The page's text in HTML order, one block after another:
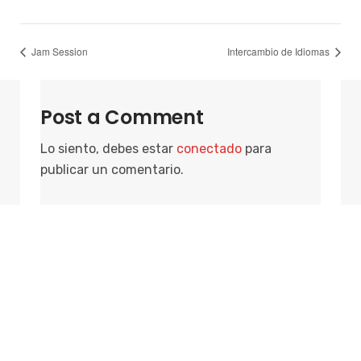
Jam Session Intercambio de Idiomas
Post a Comment
Lo siento, debes estar conectado para
publicar un comentario.